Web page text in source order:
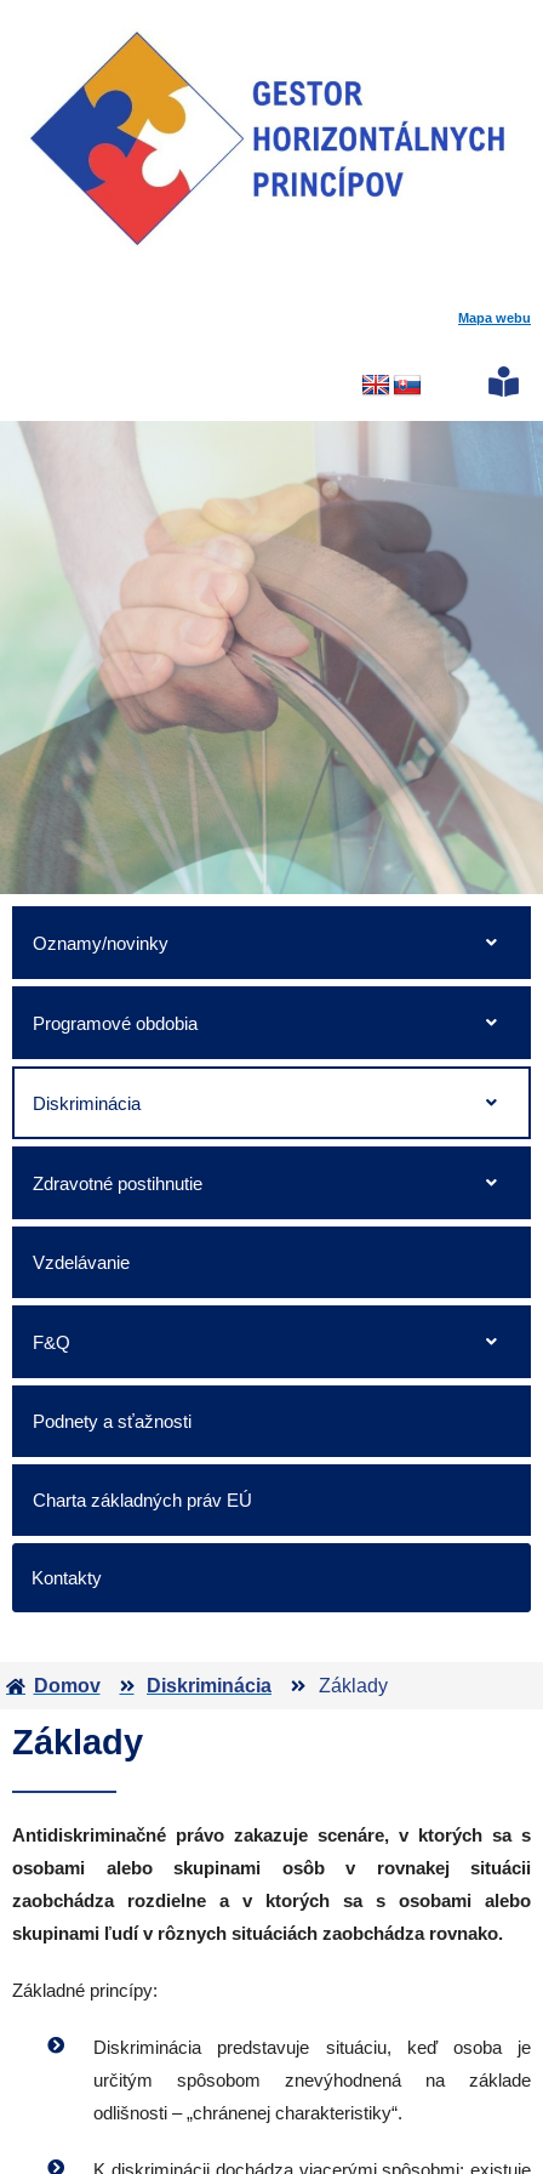
Mapa webu
Oznamy/novinky
Programové obdobia
Diskriminácia
Zdravotné postihnutie
Vzdelávanie
F&Q
Podnety a sťažnosti
Charta základných práv EÚ
Kontakty
Domov Diskriminácia Základy
Základy
Antidiskriminačné právo zakazuje scenáre, v ktorých sa s
osobami alebo skupinami osôb v rovnakej situácii
zaobchádza rozdielne a v ktorých sa s osobami alebo
skupinami ľudí v rôznych situáciách zaobchádza rovnako.
Základné princípy:
Diskriminácia predstavuje situáciu, keď osoba je
určitým spôsobom znevýhodnená na základe
odlišnosti – „chránenej charakteristiky“.